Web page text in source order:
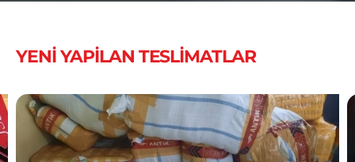
YENİ YAPILAN TESLİMATLAR